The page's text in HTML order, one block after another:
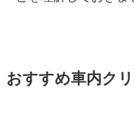
おすすめ車内ク